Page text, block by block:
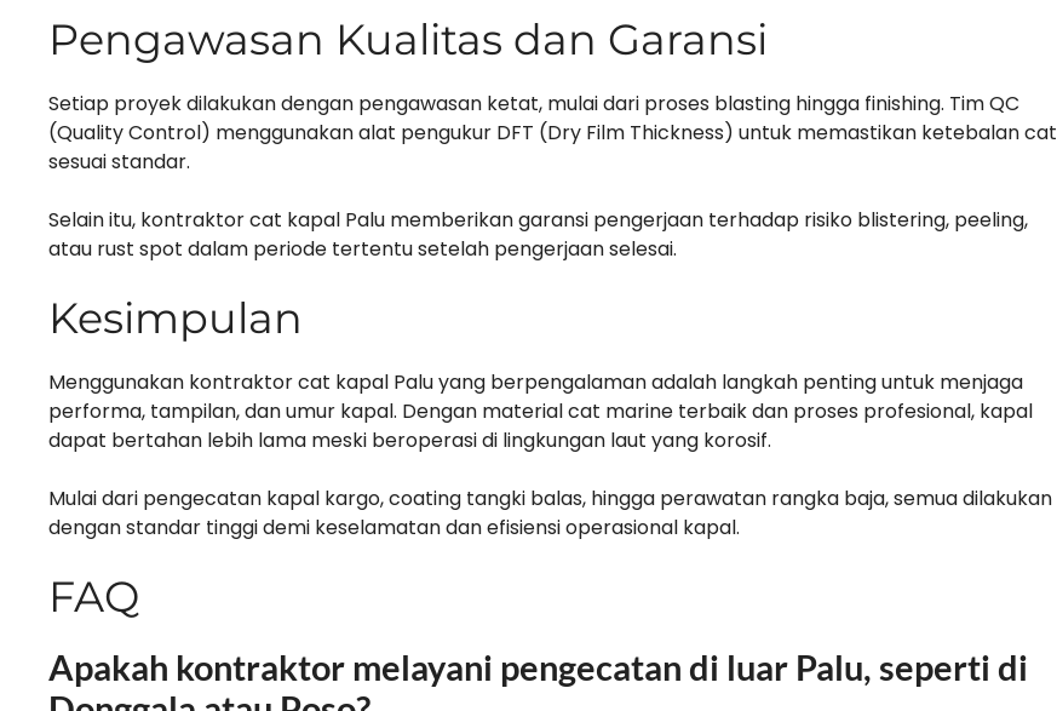
Pengawasan Kualitas dan Garansi
Setiap proyek dilakukan dengan pengawasan ketat, mulai dari proses blasting hingga finishing. Tim QC
(Quality Control) menggunakan alat pengukur DFT (Dry Film Thickness) untuk memastikan ketebalan cat
sesuai standar.
Selain itu, kontraktor cat kapal Palu memberikan garansi pengerjaan terhadap risiko blistering, peeling,
atau rust spot dalam periode tertentu setelah pengerjaan selesai.
Kesimpulan
Menggunakan kontraktor cat kapal Palu yang berpengalaman adalah langkah penting untuk menjaga
performa, tampilan, dan umur kapal. Dengan material cat marine terbaik dan proses profesional, kapal
dapat bertahan lebih lama meski beroperasi di lingkungan laut yang korosif.
Mulai dari pengecatan kapal kargo, coating tangki balas, hingga perawatan rangka baja, semua dilakukan
dengan standar tinggi demi keselamatan dan efisiensi operasional kapal.
FAQ
Apakah kontraktor melayani pengecatan di luar Palu, seperti di